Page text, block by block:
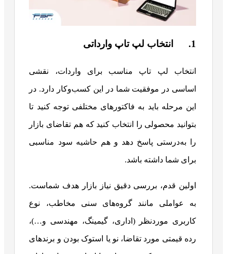
1. انتخاب لپ تاپ وارداتی
انتخاب لپ تاپ مناسب برای واردات، نقشی
اساسی در موفقیت شما در این کسب‌وکار دارد. در
این مرحله باید به فاکتورهای مختلفی توجه کنید تا
بتوانید محصولی را انتخاب کنید که هم تقاضای بازار
را به‌درستی پاسخ دهد و هم حاشیه سود مناسبی
برای شما داشته باشد.
اولین قدم، بررسی دقیق نیاز بازار هدف شماست.
به عواملی مانند گروه‌های سنی مخاطب، نوع
کاربری موردنظر (اداری، گیمینگ، مهندسی و…)،
رده قیمتی مورد تقاضا، نو یا استوک بودن و برندهای